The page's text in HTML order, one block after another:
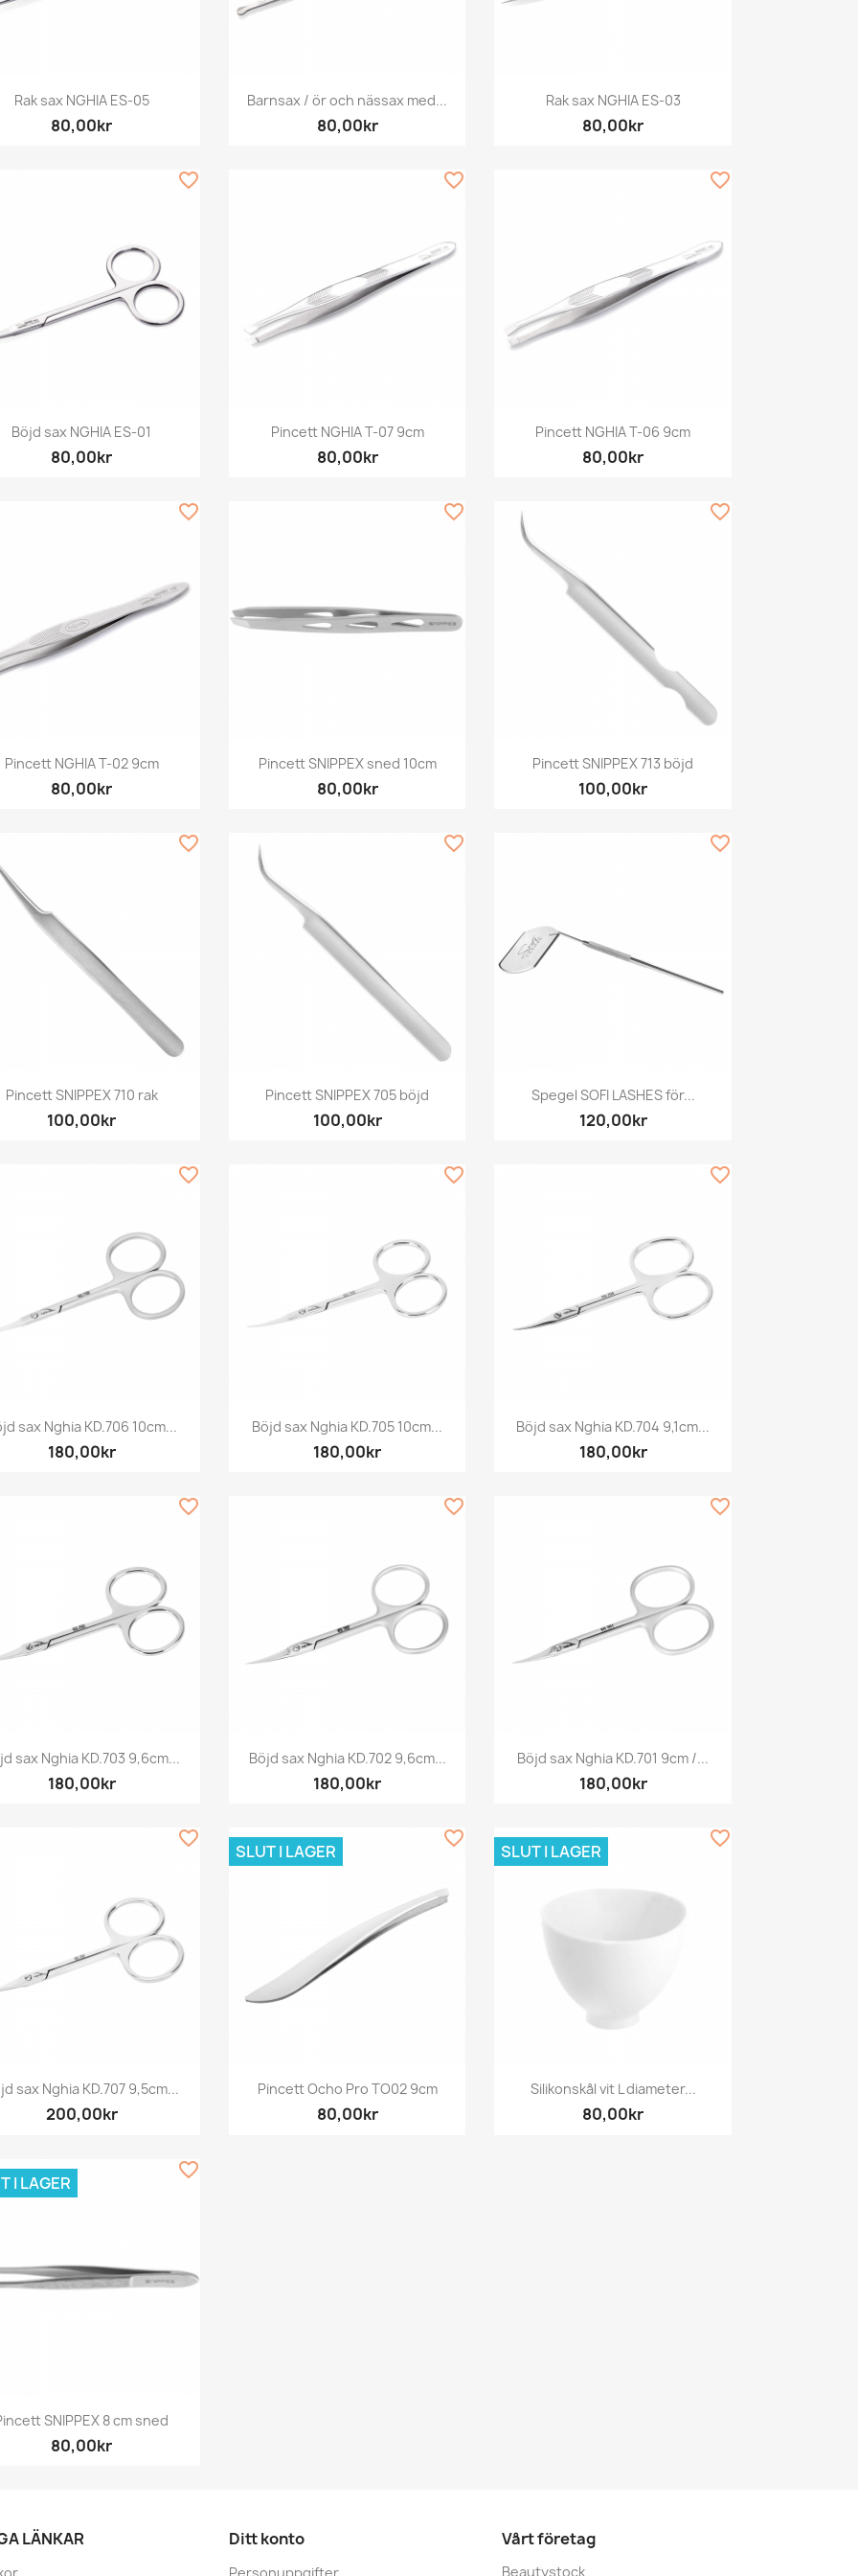
Snabbvy
Rak sax NGHIA ES-05
80,00kr
Snabbvy
Barnsax / ör och nässax med...
80,00kr
Snabbvy
Rak sax NGHIA ES-03
80,00kr
Snabbvy
Böjd sax NGHIA ES-01
80,00kr
favorite_border
Snabbvy
Pincett NGHIA T-07 9cm
80,00kr
favorite_border
Snabbvy
Pincett NGHIA T-06 9cm
80,00kr
favorite_border
Snabbvy
Pincett NGHIA T-02 9cm
80,00kr
favorite_border
Snabbvy
Pincett SNIPPEX sned 10cm
80,00kr
favorite_border
Snabbvy
Pincett SNIPPEX 713 böjd
100,00kr
favorite_border
Snabbvy
Pincett SNIPPEX 710 rak
100,00kr
favorite_border
Snabbvy
Pincett SNIPPEX 705 böjd
100,00kr
favorite_border
Snabbvy
Spegel SOFI LASHES för...
120,00kr
favorite_border
Snabbvy
sax Nghia KD.706 10cm...
180,00kr
favorite_border
Snabbvy
Böjd sax Nghia KD.705 10cm...
180,00kr
favorite_border
Snabbvy
Böjd sax Nghia KD.704 9,1cm...
180,00kr
favorite_border
Snabbvy
sax Nghia KD.703 9,6cm...
180,00kr
favorite_border
Snabbvy
Böjd sax Nghia KD.702 9,6cm...
180,00kr
favorite_border
Snabbvy
Böjd sax Nghia KD.701 9cm /...
180,00kr
favorite_border
Snabbvy
sax Nghia KD.707 9,5cm...
200,00kr
favorite_border
Snabbvy
Pincett Ocho Pro TO02 9cm
80,00kr
SLUT I LAGER
favorite_border
Snabbvy
Silikonskål vit L diameter...
80,00kr
SLUT I LAGER
favorite_border
Snabbvy
SNIPPEX 8 cm sned
80,00kr
I LAGER
favorite_border
LÄNKAR Ditt konto
Personuppgifter
Vårt företag
Beautystock